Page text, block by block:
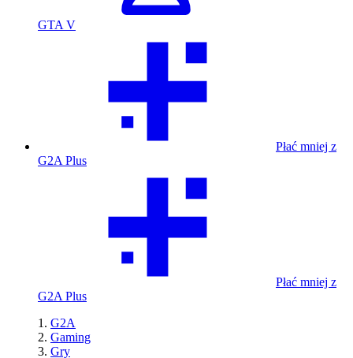
GTA V
Płać mniej z
G2A Plus
Płać mniej z
G2A Plus
G2A
Gaming
Gry